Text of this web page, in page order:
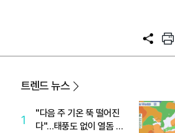
공
프
트
트렌드 뉴스
1
"다음 주 기온 뚝 떨어진
다"…태풍도 없이 열돔 박